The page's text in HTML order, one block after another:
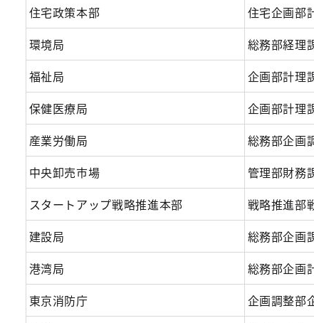
住宅政策本部
住宅企画部
環境局
総務部経理
福祉局
企画部計理
保健医療局
企画部計理
産業労働局
総務部企画
中央卸売市場
管理部財務
スタートアップ戦略推進本部
戦略推進部
建設局
総務部企画
港湾局
総務部企画
東京消防庁
企画調整部